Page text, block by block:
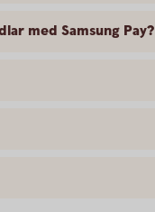
med Samsung Pay?